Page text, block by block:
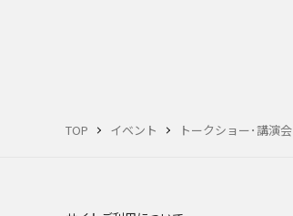
TOP イベント トークショー･講演会